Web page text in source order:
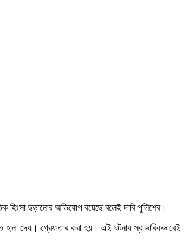
হিংসা ছড়ানোর অভিযোগ রয়েছে বলেই দাবি পুলিশের।
দেয়। গ্রেফতার করা হয়। এই ঘটনায় স্বাভাবিকভাবেই